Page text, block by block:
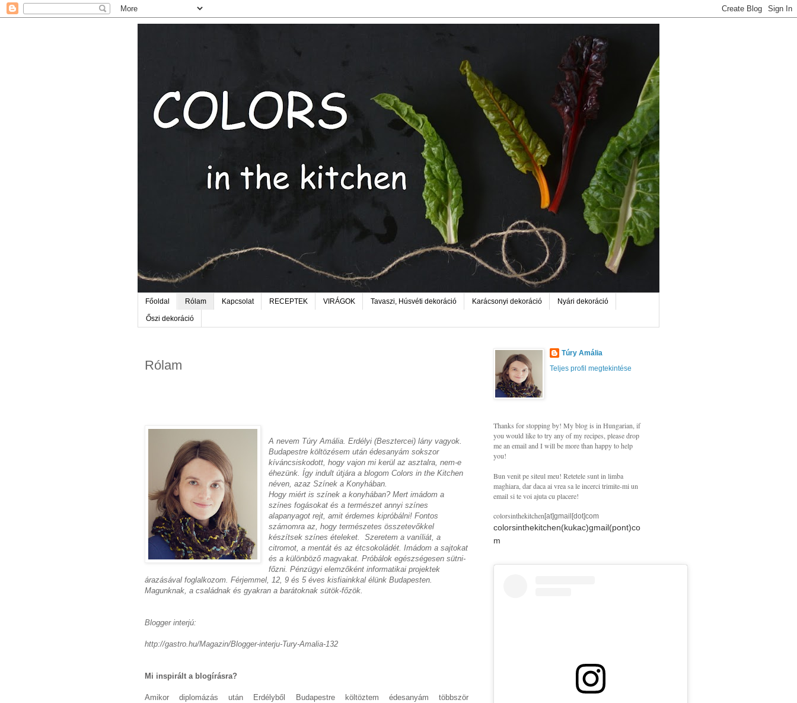
Főoldal Rólam Kapcsolat RECEPTEK VIRÁGOK Tavaszi, Húsvéti dekoráció Karácsonyi dekoráció Nyári dekoráció
Őszi dekoráció
Rólam
A nevem Túry Amália. Erdélyi (Besztercei) lány vagyok.
Budapestre költözésem után édesanyám sokszor
kíváncsiskodott, hogy vajon mi kerül az asztalra, nem-e
éhezünk. Így indult útjára a blogom Colors in the Kitchen
néven, azaz Színek a Konyhában.
Hogy miért is színek a konyhában? Mert imádom a
színes fogásokat és a természet annyi színes
alapanyagot rejt, amit érdemes kipróbálni! Fontos
számomra az, hogy természetes összetevőkkel
készítsek színes ételeket.
Szeretem a vaníliát, a
citromot, a mentát és az étcsokoládét. Imádom a sajtokat
és a különböző magvakat. Próbálok egészségesen sütni-
főzni. Pénzügyi elemzőként informatikai projektek
árazásával foglalkozom. Férjemmel, 12, 9 és 5 éves kisfiainkkal élünk Budapesten.
Magunknak, a családnak és gyakran a barátoknak sütök-főzök.
Blogger interjú:
http://gastro.hu/Magazin/Blogger-interju-Tury-Amalia-132
Mi inspirált a blogírásra?
Amikor diplomázás után Erdélyből Budapestre költöztem édesanyám többször
Túry Amália
Teljes profil megtekintése
Thanks for stopping by! My blog is in Hungarian, if
you would like to try any of my recipes, please drop
me an email and I will be more than happy to help
you!
Bun venit pe siteul meu! Retetele sunt in limba
maghiara, dar daca ai vrea sa le incerci trimite-mi un
email si te voi ajuta cu placere!
colorsinthekitchen[at]gmail[dot]com
colorsinthekitchen(kukac)gmail(pont)co
m